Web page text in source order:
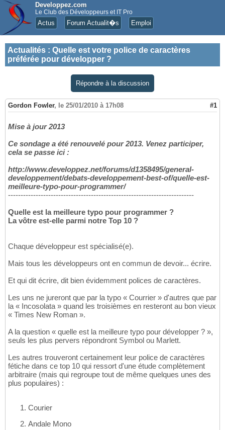
Developpez.com
Le Club des Développeurs et IT Pro
Actus Forum Actualit�s Emploi
Actualités : Quelle est votre police de caractères
préférée pour développer ?
Répondre à la discussion
Gordon Fowler, le 25/01/2010 à 17h08 #1
Mise à jour 2013
Ce sondage a été renouvelé pour 2013. Venez participer,
cela se passe ici :
http://www.developpez.net/forums/d1358495/general-
developpement/debats-developpement-best-of/quelle-est-
meilleure-typo-pour-programmer/
--------------------------------------------------------------------------
Quelle est la meilleure typo pour programmer ?
La vôtre est-elle parmi notre Top 10 ?
Chaque développeur est spécialisé(e).
Mais tous les développeurs ont en commun de devoir... écrire.
Et qui dit écrire, dit bien évidemment polices de caractères.
Les uns ne jureront que par la typo « Courrier » d'autres que par
la « Incosolata » quand les troisièmes en resteront au bon vieux
« Times New Roman ».
A la question « quelle est la meilleure typo pour développer ? »,
seuls les plus pervers répondront Symbol ou Marlett.
Les autres trouveront certainement leur police de caractères
fétiche dans ce top 10 qui ressort d'une étude complètement
arbitraire (mais qui regroupe tout de même quelques unes des
plus populaires) :
Courier
Andale Mono